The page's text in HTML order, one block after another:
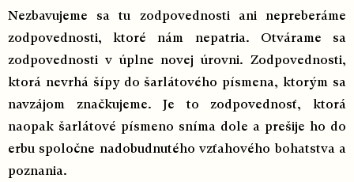
Nezbavujeme sa tu zodpovednosti ani nepreberáme
zodpovednosti, ktoré nám nepatria. Otvárame sa
zodpovednosti v úplne novej úrovni. Zodpovednosti,
ktorá nevrhá šípy do šarlátového písmena, ktorým sa
navzájom značkujeme. Je to zodpovednosť, ktorá
naopak šarlátové písmeno sníma dole a prešije ho do
erbu spoločne nadobudnutého vzťahového bohatstva a
poznania.